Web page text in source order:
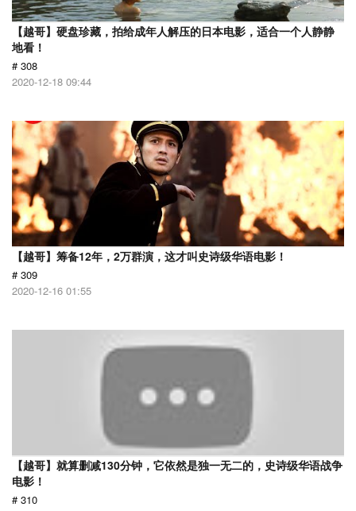
【越哥】硬盘珍藏，拍给成年人解压的日本电影，适合一个人静静
地看！
# 308
2020-12-18 09:44
【越哥】筹备12年，2万群演，这才叫史诗级华语电影！
# 309
2020-12-16 01:55
【越哥】就算删减130分钟，它依然是独一无二的，史诗级华语战争
电影！
# 310